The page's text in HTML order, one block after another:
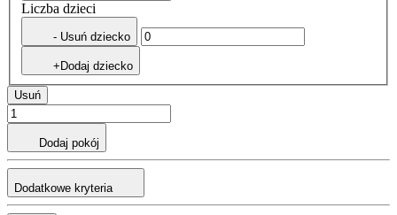
Liczba dzieci
- Usuń dziecko
+Dodaj dziecko
Usuń
Dodaj pokój
Dodatkowe kryteria